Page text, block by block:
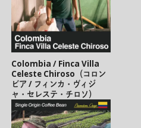
Colombia / Finca Villa
Celeste Chiroso（コロン
ビア / フィンカ・ヴィジ
ャ・セレステ・チロソ）